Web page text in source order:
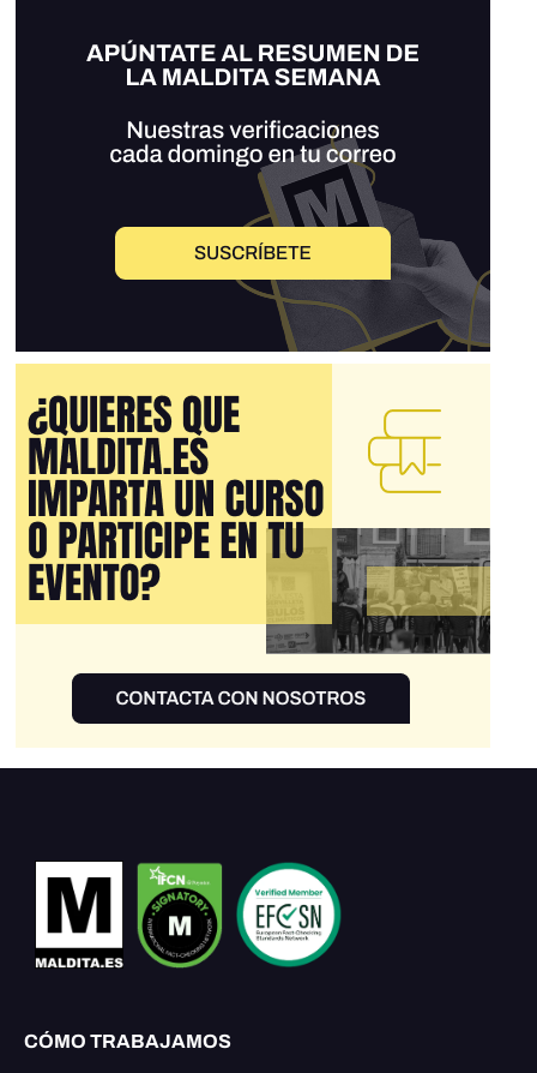
CÓMO TRABAJAMOS